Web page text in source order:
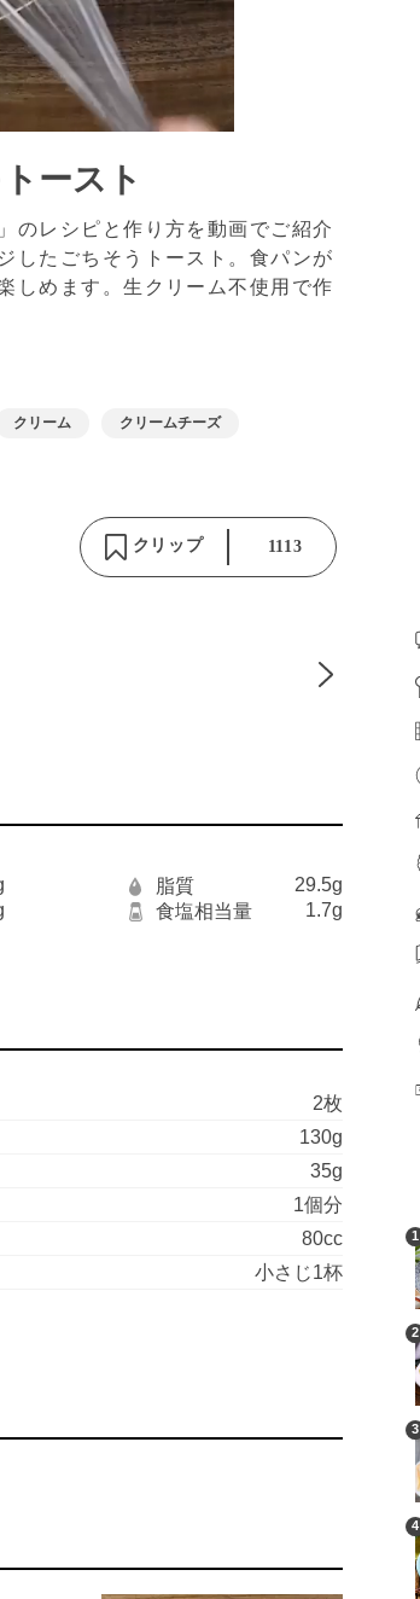
ースト
のレシピと作り方を動画でご紹介
したごちそうトースト。食パンが
しめます。生クリーム不使用で作
クリーム クリームチーズ
クリップ 1113
脂質
29.5g
食塩相当量 1.7g
2枚
130g
35g
1個分
80cc
小さじ1杯
1
2
3
4